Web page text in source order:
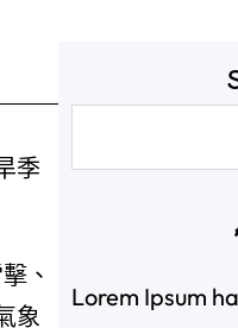
季
、
象
尋
Lorem Ipsum